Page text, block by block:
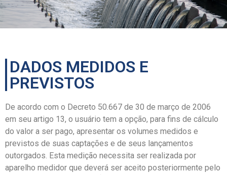
DADOS MEDIDOS E
PREVISTOS
De acordo com o Decreto 50.667 de 30 de março de 2006
em seu artigo 13, o usuário tem a opção, para fins de cálculo
do valor a ser pago, apresentar os volumes medidos e
previstos de suas captações e de seus lançamentos
outorgados. Esta medição necessita ser realizada por
aparelho medidor que deverá ser aceito posteriormente pelo